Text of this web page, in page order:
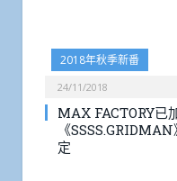
2018年秋季新番
24/11/2018
MAX FACTORY已
《
定